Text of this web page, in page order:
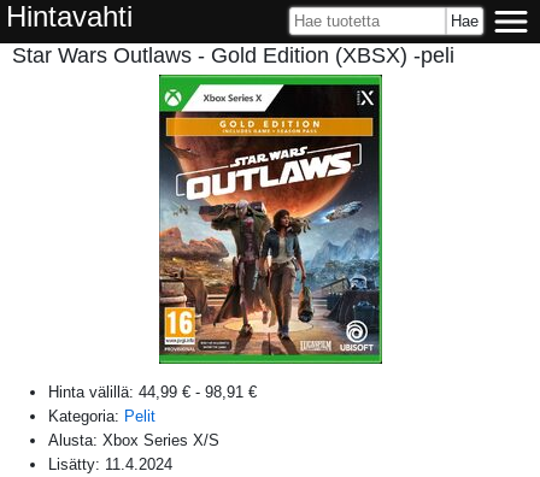
Hintavahti
Star Wars Outlaws - Gold Edition (XBSX) -peli
Hinta välillä: 44,99 € - 98,91 €
Kategoria: Pelit
Alusta: Xbox Series X/S
Lisätty: 11.4.2024